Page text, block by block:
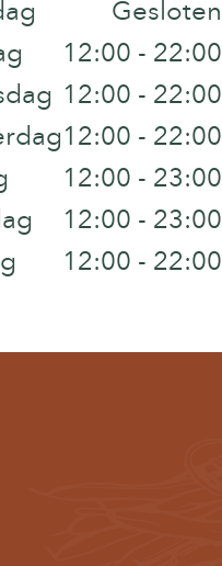
Gesloten
12:00 - 22:00
12:00 - 22:00
12:00 - 22:00
12:00 - 23:00
12:00 - 23:00
12:00 - 22:00